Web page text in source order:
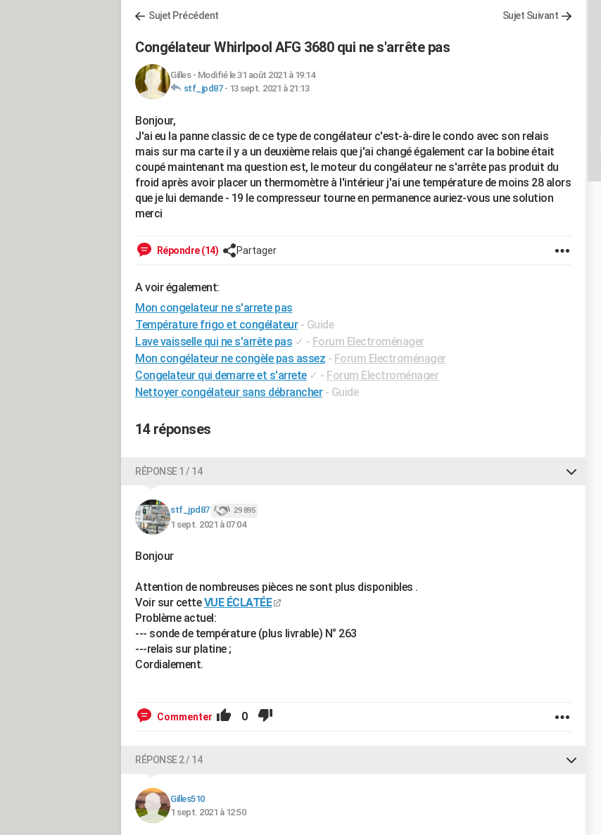
Sujet Précédent Sujet Suivant
Congélateur Whirlpool AFG 3680 qui ne s'arrête pas
Gilles- Modifié le 31 août 2021 à 19:14
stf_jpd87- 13 sept. 2021 à 21:13
Bonjour,
J'ai eu la panne classic de ce type de congélateur c'est-à-dire le condo avec son relais
mais sur ma carte il y a un deuxième relais que j'ai changé également car la bobine était
coupé maintenant ma question est, le moteur du congélateur ne s'arrête pas produit du
froid après avoir placer un thermomètre à l'intérieur j'ai une température de moins 28 alors
que je lui demande - 19 le compresseur tourne en permanence auriez-vous une solution
merci
Répondre (14) Partager
A voir également:
Mon congelateur ne s'arrete pas
Température frigo et congélateur - Guide
Lave vaisselle qui ne s'arrête pas ✓ - Forum Electroménager
Mon congélateur ne congèle pas assez - Forum Electroménager
Congelateur qui demarre et s'arrete ✓ - Forum Electroménager
Nettoyer congélateur sans débrancher - Guide
14 réponses
RÉPONSE 1 / 14
stf_jpd87 29 895
1 sept. 2021 à 07:04
Bonjour
Attention de nombreuses pièces ne sont plus disponibles .
Voir sur cetteVUE ÉCLATÉE
Problème actuel:
--- sonde de température (plus livrable) N° 263
---relais sur platine ;
Cordialement.
Commenter 0
RÉPONSE 2 / 14
Gilles510
1 sept. 2021 à 12:50